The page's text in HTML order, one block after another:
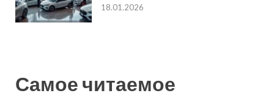
18.01.2026
Самое читаемое